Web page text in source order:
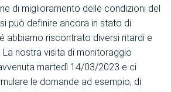
di miglioramento delle condizioni del
può definire ancora in stato di
abbiamo riscontrato diversi ritardi e
nostra visita di monitoraggio
martedì 14/03/2023 e ci
le domande ad esempio, di